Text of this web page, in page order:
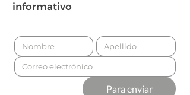
informativo
Para enviar